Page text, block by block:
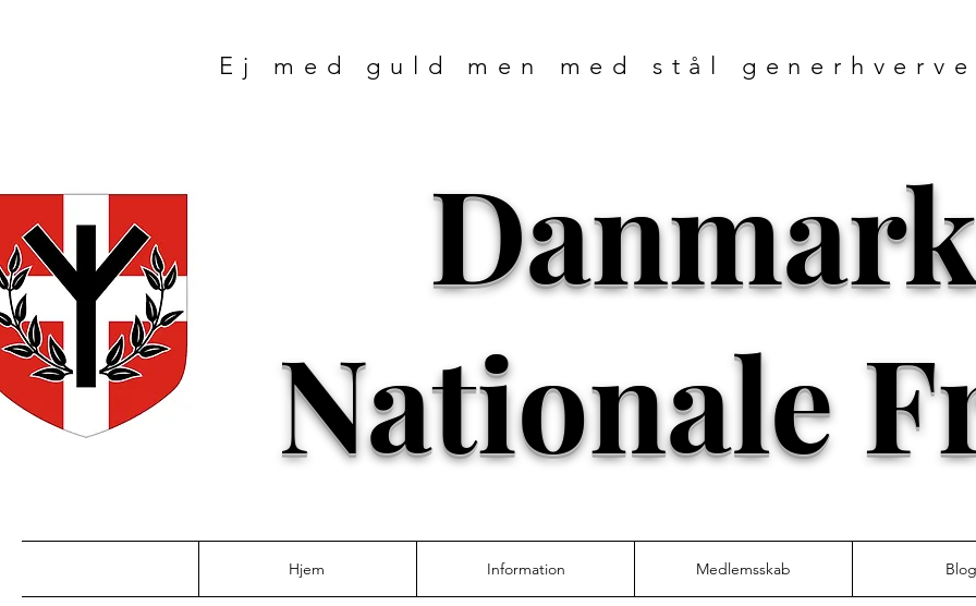
Ej med guld men med stål
Nationale
Hjem Information Medlemsskab Blog